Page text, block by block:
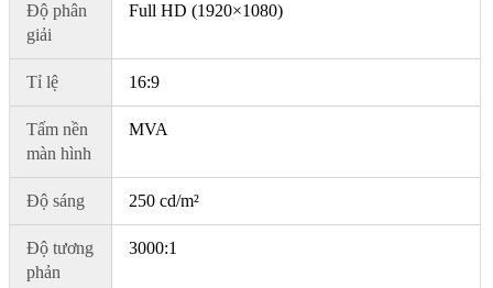
Độ phân
giải
Full HD (1920×1080)
Tỉ lệ 16:9
Tấm nền
màn hình
MVA
Độ sáng 250 cd/m²
Độ tương
phản
3000:1